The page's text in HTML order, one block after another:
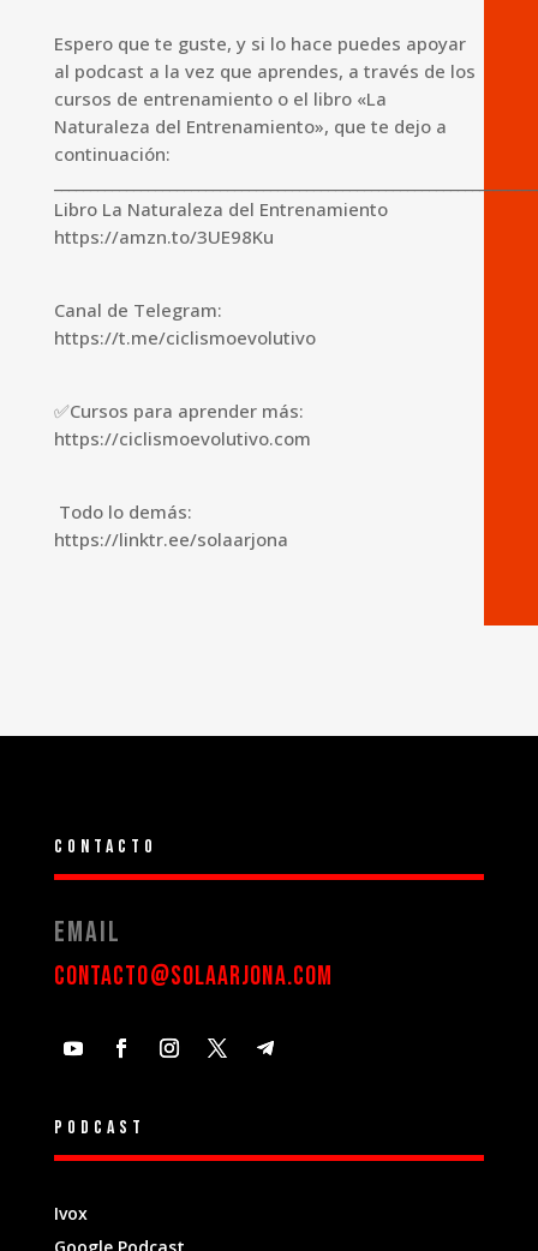
Espero que te guste, y si lo hace puedes apoyar
al podcast a la vez que aprendes, a través de los
cursos de entrenamiento o el libro «La
Naturaleza del Entrenamiento», que te dejo a
continuación:
Libro La Naturaleza del Entrenamiento
https://amzn.to/3UE98Ku
Canal de Telegram:
https://t.me/ciclismoevolutivo
✅Cursos para aprender más:
https://ciclismoevolutivo.com
‍ Todo lo demás:
https://linktr.ee/solaarjona
Contacto
Email
contacto@solaarjona.com
Podcast
Ivox